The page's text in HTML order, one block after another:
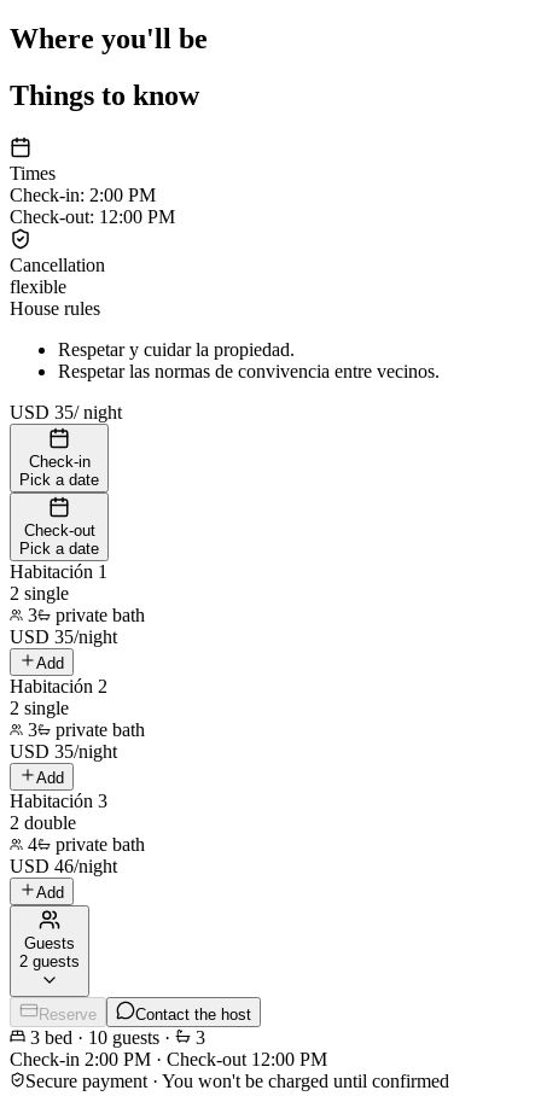
Where you'll be
Things to know
Times
Check-in: 2:00 PM
Check-out: 12:00 PM
Cancellation
flexible
House rules
Respetar y cuidar la propiedad.
Respetar las normas de convivencia entre vecinos.
USD 35/night
Check-in
Pick a date
Check-out
Pick a date
Habitación 1
2 single
3
private bath
USD 35/night
Add
Habitación 2
2 single
3
private bath
USD 35/night
Add
Habitación 3
2 double
4
private bath
USD 46/night
Add
Guests
2 guests
Reserve Contact the host
3 bed · 10 guests ·
3
Check-in 2:00 PM · Check-out 12:00 PM
Secure payment · You won't be charged until confirmed